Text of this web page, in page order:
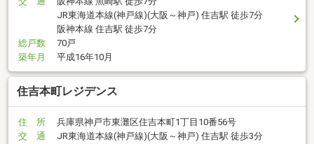
JR東海道本線(神戸線)(大阪～神戸) 住吉駅 徒歩7分
阪神本線 住吉駅 徒歩7分
総戸数
70戸
築年月
平成16年10月
住吉本町レジデンス
住 所
兵庫県神戸市東灘区住吉本町1丁目10番56号
交 通
JR東海道本線(神戸線)(大阪～神戸) 住吉駅 徒歩3分